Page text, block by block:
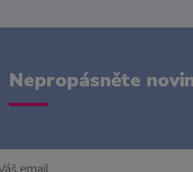
Nepropásněte